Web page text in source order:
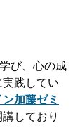
び、心の成
践してい
加藤ゼミ
しており